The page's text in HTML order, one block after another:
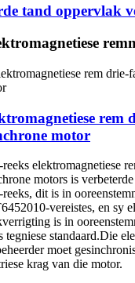
tand oppervlak
rem
motor
elektromagnetiese
motors is
dit is in
vereistes, en sy
is in
tegniese standaard.Die
moet
krag van die motor.